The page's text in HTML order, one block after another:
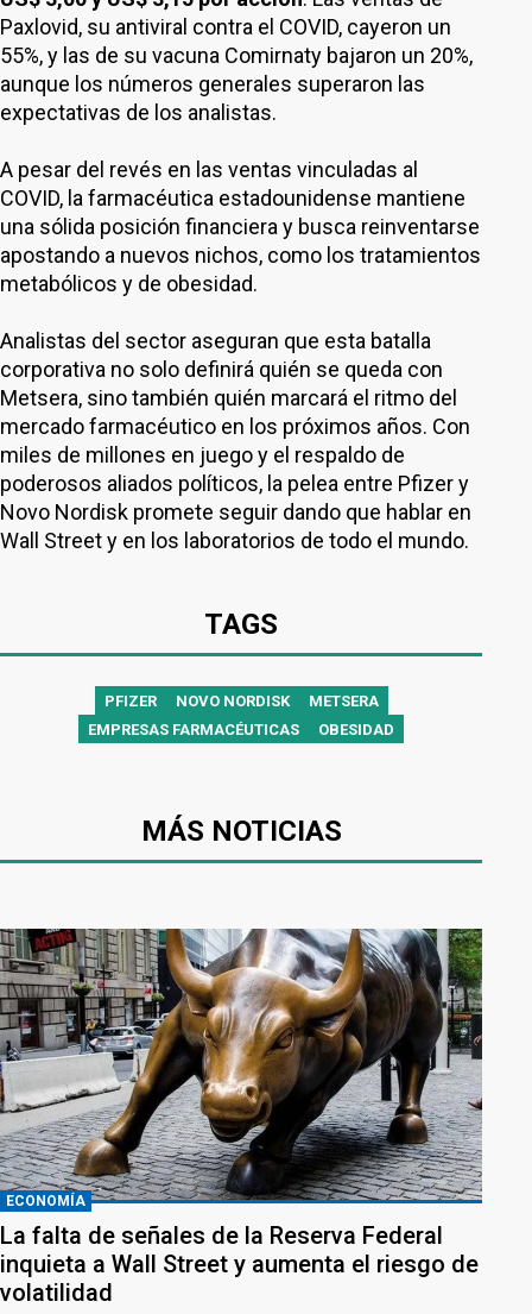
Paxlovid, su antiviral contra el COVID, cayeron un
55%, y las de su vacuna Comirnaty bajaron un 20%,
aunque los números generales superaron las
expectativas de los analistas.
A pesar del revés en las ventas vinculadas al
COVID, la farmacéutica estadounidense mantiene
una sólida posición financiera y busca reinventarse
apostando a nuevos nichos, como los tratamientos
metabólicos y de obesidad.
Analistas del sector aseguran que esta batalla
corporativa no solo definirá quién se queda con
Metsera, sino también quién marcará el ritmo del
mercado farmacéutico en los próximos años. Con
miles de millones en juego y el respaldo de
poderosos aliados políticos, la pelea entre Pfizer y
Novo Nordisk promete seguir dando que hablar en
Wall Street y en los laboratorios de todo el mundo.
TAGS
PFIZER NOVO NORDISK
METSERA
EMPRESAS FARMACÉUTICAS
OBESIDAD
MÁS NOTICIAS
ECONOMÍA
La falta de señales de la Reserva Federal
inquieta a Wall Street y aumenta el riesgo de
volatilidad